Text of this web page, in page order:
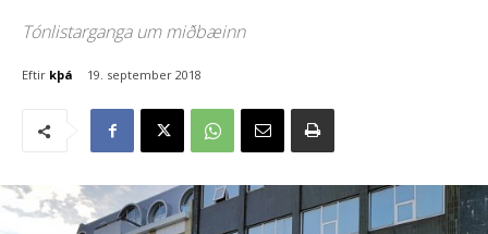
Tónlistarganga um miðbæinn
Eftir kþá 19. september 2018